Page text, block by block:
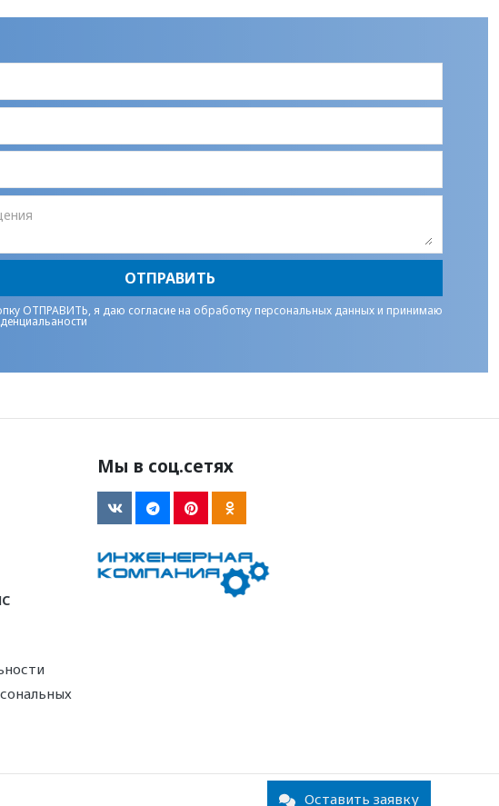
ОТПРАВИТЬ
ОТПРАВИТЬ, я даю согласие на обработку персональных данных и принимаю
Мы в соц.сетях
Оставить заявку